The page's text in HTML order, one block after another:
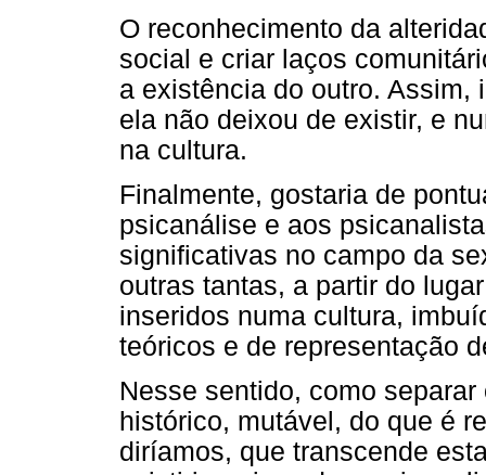
O reconhecimento da
social e criar laços
a existência do outro. Assim,
ela não deixou de existir, e
na cultura.
Finalmente, gostaria de
psicanálise e aos
significativas no campo da
outras tantas, a partir do
inseridos numa cultura,
teóricos e de representação
Nesse sentido, como
histórico, mutável, do que é
diríamos, que transcende